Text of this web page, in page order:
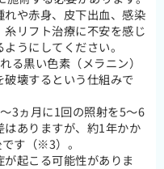
や赤身、皮下出血、感染
リフト治療に不安を感じ
うにしてください。
黒い色素（メラニン）
壊するという仕組みで
3ヵ月に1回の照射を5～6
ありますが、約1年かか
す（※3）。
起こる可能性がありま